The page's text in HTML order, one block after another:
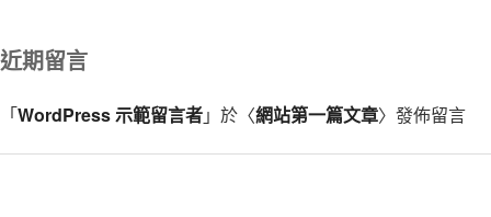
近期留言
「WordPress 示範留言者」於〈網站第一篇文章〉發佈留言